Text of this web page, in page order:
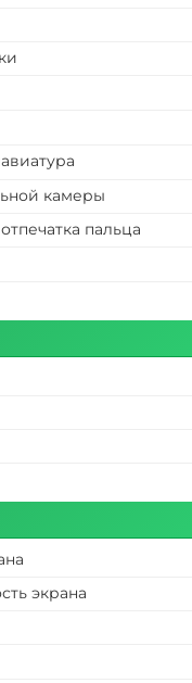
камеры
пальца
экрана